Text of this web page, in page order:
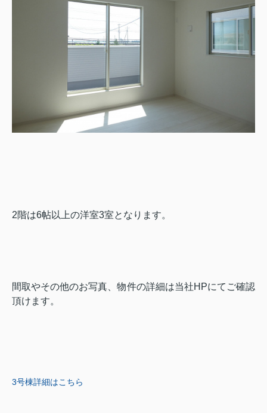
2階は6帖以上の洋室3室となります。
間取やその他のお写真、物件の詳細は当社HPにてご確認
頂けます。
3号棟詳細はこちら